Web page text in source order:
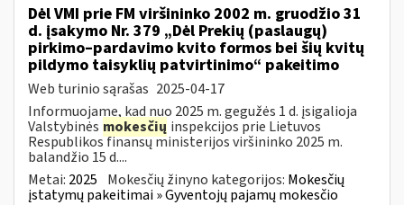
Dėl VMI prie FM viršininko 2002 m. gruodžio 31
d. įsakymo Nr. 379 „Dėl Prekių (paslaugų)
pirkimo–pardavimo kvito formos bei šių kvitų
pildymo taisyklių patvirtinimo“ pakeitimo
Web turinio sąrašas 2025-04-17
Informuojame, kad nuo 2025 m. gegužės 1 d. įsigalioja
Valstybinės mokesčių inspekcijos prie Lietuvos
Respublikos finansų ministerijos viršininko 2025 m.
balandžio 15 d....
Metai: 2025 Mokesčių žinyno kategorijos: Mokesčių
įstatymų pakeitimai » Gyventojų pajamų mokesčio